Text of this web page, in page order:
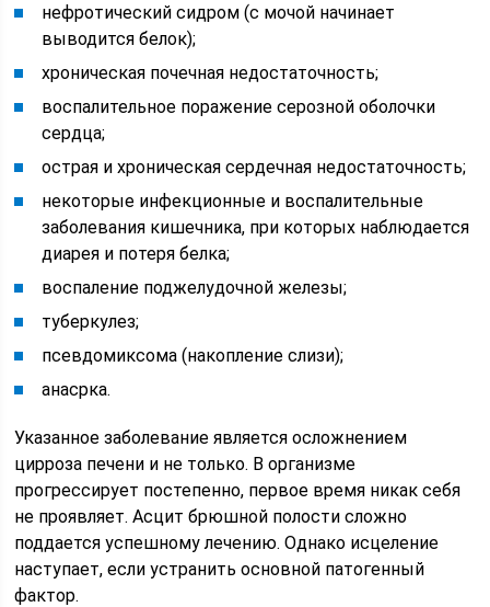
нефротический сидром (с мочой начинает
выводится белок);
хроническая почечная недостаточность;
воспалительное поражение серозной оболочки
сердца;
острая и хроническая сердечная недостаточность;
некоторые инфекционные и воспалительные
заболевания кишечника, при которых наблюдается
диарея и потеря белка;
воспаление поджелудочной железы;
туберкулез;
псевдомиксома (накопление слизи);
анасрка.
Указанное заболевание является осложнением
цирроза печени и не только. В организме
прогрессирует постепенно, первое время никак себя
не проявляет. Асцит брюшной полости сложно
поддается успешному лечению. Однако исцеление
наступает, если устранить основной патогенный
фактор.